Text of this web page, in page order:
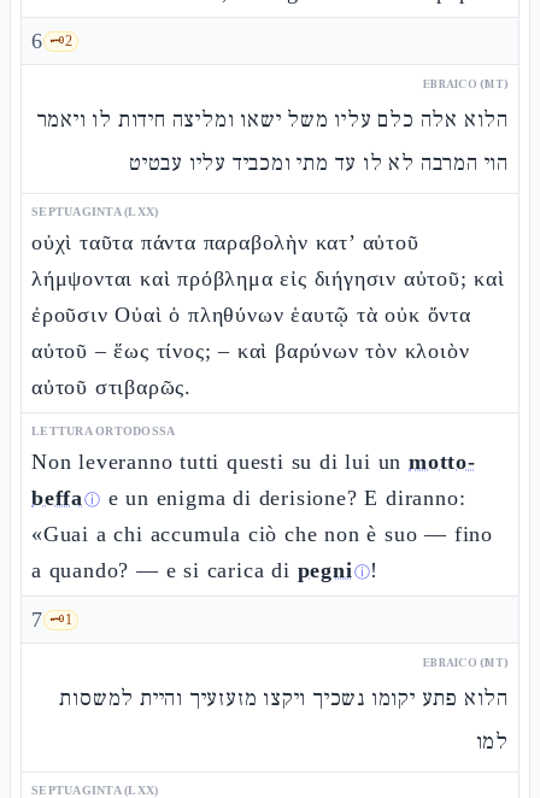
6 🗝️2
EBRAICO (MT)
הלוא אלה כלם עליו משל ישאו ומליצה חידות לו ויאמר
הוי המרבה לא לו עד מתי ומכביד עליו עבטיט
SEPTUAGINTA (LXX)
οὐχὶ ταῦτα πάντα παραβολὴν κατ’ αὐτοῦ
λήμψονται καὶ πρόβλημα εἰς διήγησιν αὐτοῦ; καὶ
ἐροῦσιν Οὐαὶ ὁ πληθύνων ἑαυτῷ τὰ οὐκ ὄντα
αὐτοῦ – ἕως τίνος; – καὶ βαρύνων τὸν κλοιὸν
αὐτοῦ στιβαρῶς.
LETTURA ORTODOSSA
Non leveranno tutti questi su di lui un motto-
beffaⓘ e un enigma di derisione? E diranno:
«Guai a chi accumula ciò che non è suo — fino
a quando? — e si carica di pegniⓘ!
7 🗝️1
EBRAICO (MT)
הלוא פתע יקומו נשכיך ויקצו מזעזעיך והיית למשסות
למו
SEPTUAGINTA (LXX)